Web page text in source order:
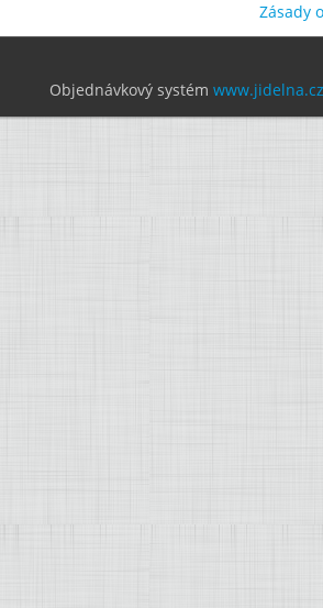
Zásady
Objednávkový systém www.jidelna.cz